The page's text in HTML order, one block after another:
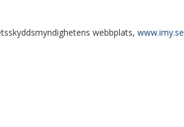
webbplats, www.imy.se